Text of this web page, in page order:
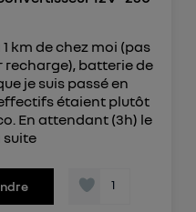
km de chez moi (pas
batterie de
je suis passé en
étaient plutôt
En attendant (3h) le
suite
1